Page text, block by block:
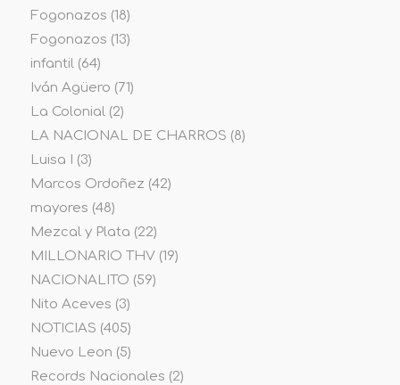
Fogonazos (18)
Fogonazos (13)
infantil(64)
Iván Agüero (71)
La Colonial(2)
LA NACIONAL DE CHARROS (8)
Luisa I
(3)
Marcos Ordoñez (42)
mayores (48)
Mezcal y Plata (22)
MILLONARIO THV(19)
NACIONALITO (59)
Nito Aceves (3)
NOTICIAS (405)
Nuevo Leon (5)
Records Nacionales (2)